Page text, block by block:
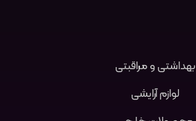
بهداشتی و مراقبتی
لوازم آرایشی